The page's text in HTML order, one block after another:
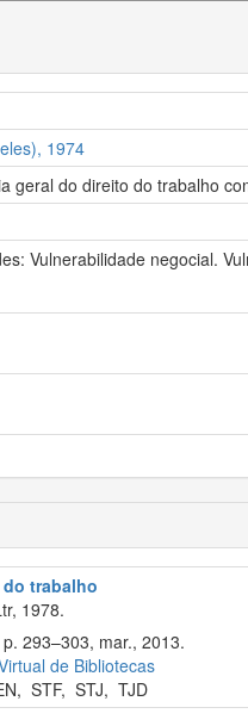
1974
geral do direito do trabalho
Vulnerabilidade negocial.
trabalho
1978.
293–303, mar., 2013.
de Bibliotecas
, STF, STJ, TJD